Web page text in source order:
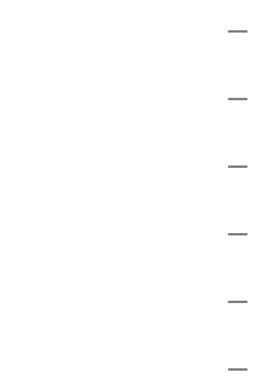
—
—
—
—
—
—